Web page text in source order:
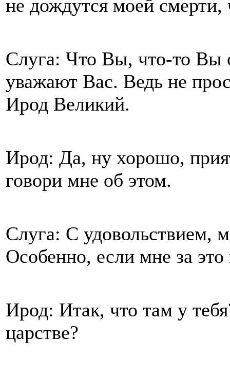
не дождутся моей смерти,
Слуга: Что Вы, что-то Вы
уважают Вас. Ведь не
Ирод Великий.
Ирод: Да, ну хорошо,
говори мне об этом.
Слуга: С удовольствием,
Особенно, если мне за
Ирод: Итак, что там у
царстве?